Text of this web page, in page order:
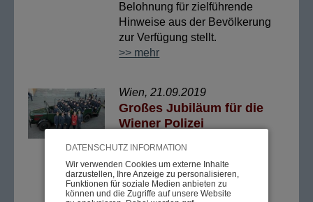
DATENSCHUTZ INFORMATION
Wir verwenden Cookies um externe Inhalte
darzustellen, Ihre Anzeige zu personalisieren,
Funktionen für soziale Medien anbieten zu
können und die Zugriffe auf unsere Website
Belohnung für zielführende
Hinweise aus der Bevölkerung
zur Verfügung stellt.
>> mehr
Wien, 21.09.2019
Großes Jubiläum für die
Wiener Polizei
Am 21. September 2019, um
Wiener Polizei im Zuge einer
Parade vom Schottenring bis